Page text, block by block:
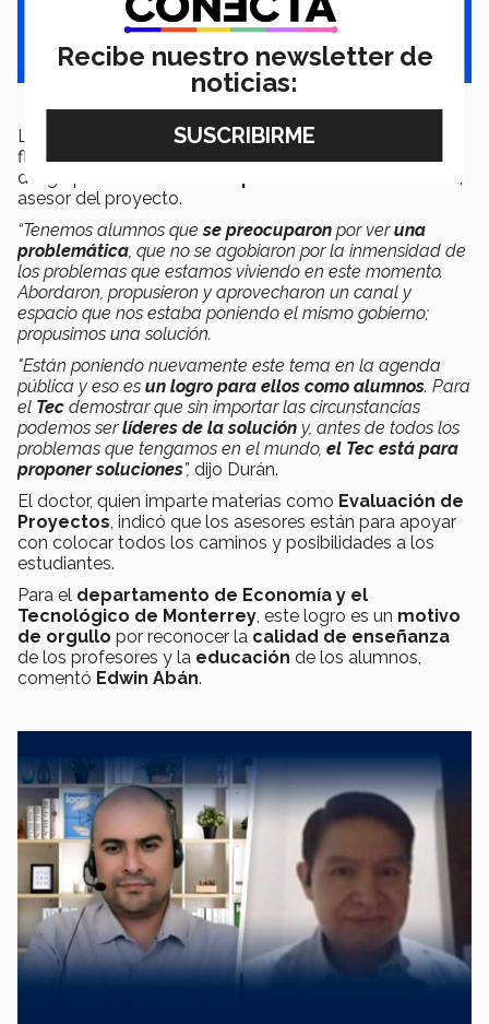
La
unión como equipo y la dinámica de trabajo
fluida aun en la distancia son características que resaltó
del grupo de estudiantes el
asesor del proyecto.
“Tenemos alumnos quese preocuparon por veruna
problemática , que no se agobiaron por la inmensidad de
los problemas que estamos viviendo en este momento.
Abordaron, propusieron y aprovecharon un canal y
espacio que nos estaba poniendo el mismo gobierno;
propusimos una solución.
"Están poniendo nuevamente este tema en la agenda
pública y eso es un logro para ellos como alumnos. Para
el Tec demostrar que sin importar las circunstancias
podemos serlíderes de la solución y, antes de todos los
problemas que tengamos en el mundo, el Tec está para
proponer soluciones”, dijo Durán.
El doctor, quien imparte materias como Evaluación de
Proyectos , indicó que los asesores están para apoyar
con colocar todos los caminos y posibilidades a los
estudiantes.
Para el departamento de Economía y el
Tecnológico de Monterrey , este logro es un motivo
de orgullo por reconocer la calidad de enseñanza
de los profesores y la educación de los alumnos,
comentó Edwin Abán.
Recibe nuestro newsletter de
noticias: